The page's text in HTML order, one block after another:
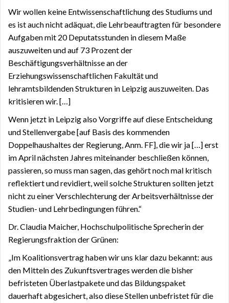
Wir wollen keine Entwissenschaftlichung des Studiums und
es ist auch nicht adäquat, die Lehrbeauftragten für besondere
Aufgaben mit 20 Deputatsstunden in diesem Maße
auszuweiten und auf 73 Prozent der
Beschäftigungsverhältnisse an der
Erziehungswissenschaftlichen Fakultät und
lehramtsbildenden Strukturen in Leipzig auszuweiten. Das
kritisieren wir. […]
Wenn jetzt in Leipzig also Vorgriffe auf diese Entscheidung
und Stellenvergabe [auf Basis des kommenden
Doppelhaushaltes der Regierung, Anm. FF], die wir ja […] erst
im April nächsten Jahres miteinander beschließen können,
passieren, so muss man sagen, das gehört noch mal kritisch
reflektiert und revidiert, weil solche Strukturen sollten jetzt
nicht zu einer Verschlechterung der Arbeitsverhältnisse der
Studien- und Lehrbedingungen führen.“
Dr. Claudia Maicher, Hochschulpolitische Sprecherin der
Regierungsfraktion der Grünen:
„Im Koalitionsvertrag haben wir uns klar dazu bekannt: aus
den Mitteln des Zukunftsvertrages werden die bisher
befristeten Überlastpakete und das Bildungspaket
dauerhaft abgesichert, also diese Stellen unbefristet für die